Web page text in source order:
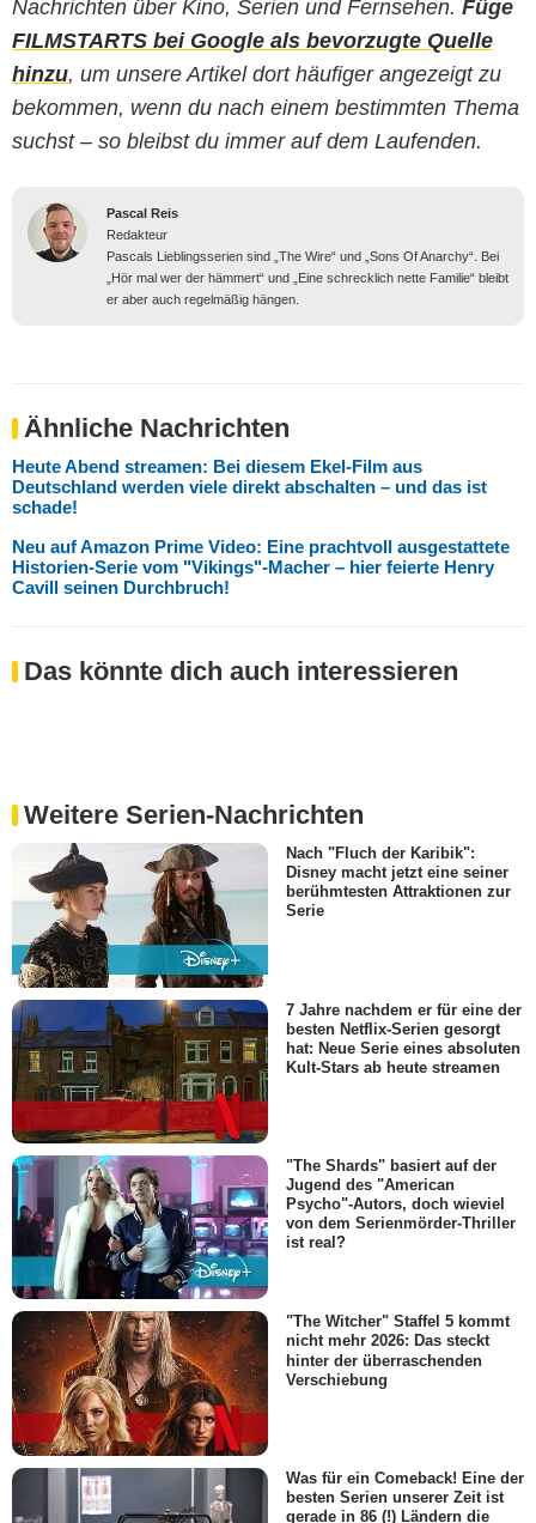
Nachrichten über Kino, Serien und Fernsehen. Füge
FILMSTARTS bei Google als bevorzugte Quelle
hinzu, um unsere Artikel dort häufiger angezeigt zu
bekommen, wenn du nach einem bestimmten Thema
suchst – so bleibst du immer auf dem Laufenden.
Pascal Reis
Redakteur
Pascals Lieblingsserien sind „The Wire“ und „Sons Of Anarchy“. Bei
„Hör mal wer der hämmert“ und „Eine schrecklich nette Familie“ bleibt
er aber auch regelmäßig hängen.
Ähnliche Nachrichten
Heute Abend streamen: Bei diesem Ekel-Film aus
Deutschland werden viele direkt abschalten – und das ist
schade!
Neu auf Amazon Prime Video: Eine prachtvoll ausgestattete
Historien-Serie vom "Vikings"-Macher – hier feierte Henry
Cavill seinen Durchbruch!
Das könnte dich auch interessieren
Weitere Serien-Nachrichten
Nach "Fluch der Karibik":
Disney macht jetzt eine seiner
berühmtesten Attraktionen zur
Serie
7 Jahre nachdem er für eine der
besten Netflix-Serien gesorgt
hat: Neue Serie eines absoluten
Kult-Stars ab heute streamen
"The Shards" basiert auf der
Jugend des "American
Psycho"-Autors, doch wieviel
von dem Serienmörder-Thriller
ist real?
"The Witcher" Staffel 5 kommt
nicht mehr 2026: Das steckt
hinter der überraschenden
Verschiebung
Was für ein Comeback! Eine der
besten Serien unserer Zeit ist
gerade in 86 (!) Ländern die